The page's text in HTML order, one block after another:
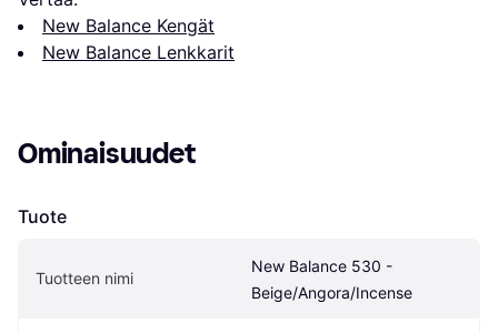
New Balance Kengät
New Balance Lenkkarit
Ominaisuudet
Tuote
Tuotteen nimi
New Balance 530 -
Beige/Angora/Incense